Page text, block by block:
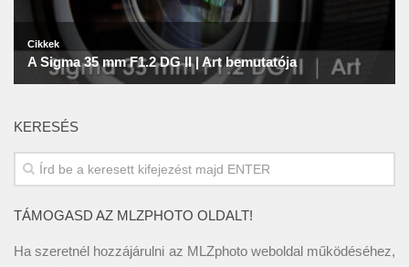
KERESÉS
TÁMOGASD AZ MLZPHOTO OLDALT!
Ha szeretnél hozzájárulni az MLZphoto weboldal működéséhez,